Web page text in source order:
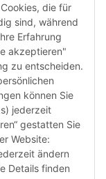
die für
sind, während
Erfahrung
akzeptieren"
zu entscheiden.
können Sie
jederzeit
gestatten Sie
Website:
ändern
Details finden